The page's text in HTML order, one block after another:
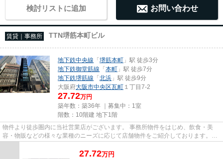
検討リストに追加 お問い合わせ
賃貸｜事務所 TTN堺筋本町ビル
地下鉄中央線 「堺筋本町 」駅 徒歩3分
地下鉄御堂筋線 「本町 」駅 徒歩7分
地下鉄堺筋線 「北浜 」駅 徒歩9分
大阪府大阪市中央区瓦町 １丁目7-2
27.72万円
築年数：築36年 ｜募集中： 1室
階数：10階建 地下1階
物件より徒歩圏内に当社営業店がございます。 事務所物件をはじめ、飲食・美
容・物販などの様々な業種のニーズに応じて店舗物件をご紹介しております。
尚、弊社ではおとり広告は一切...
27.72万円